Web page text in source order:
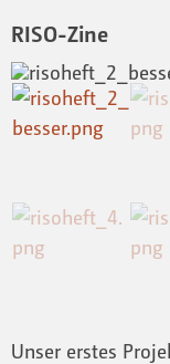
RISO-Zine
Unser erstes